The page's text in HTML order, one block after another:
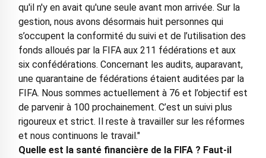
qu'il n'y en avait qu'une seule avant mon arrivée. Sur la
gestion, nous avons désormais huit personnes qui
s’occupent la conformité du suivi et de l’utilisation des
fonds alloués par la FIFA aux 211 fédérations et aux
six confédérations. Concernant les audits, auparavant,
une quarantaine de fédérations étaient auditées par la
FIFA. Nous sommes actuellement à 76 et l’objectif est
de parvenir à 100 prochainement. C’est un suivi plus
rigoureux et strict. Il reste à travailler sur les réformes
et nous continuons le travail."
Quelle est la santé financière de la FIFA ? Faut-il